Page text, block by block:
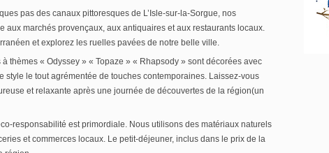
pas des canaux pittoresques de L’Isle-sur-la-Sorgue, nos
aux marchés provençaux, aux antiquaires et aux restaurants locaux.
et explorez les ruelles pavées de notre belle ville.
à thèmes « Odyssey » « Topaze » « Rhapsody » sont décorées avec
style le tout agrémentée de touches contemporaines. Laissez-vous
et relaxante après une journée de découvertes de la région(un
responsabilité est primordiale. Nous utilisons des matériaux naturels
et commerces locaux. Le petit-déjeuner, inclus dans le prix de la